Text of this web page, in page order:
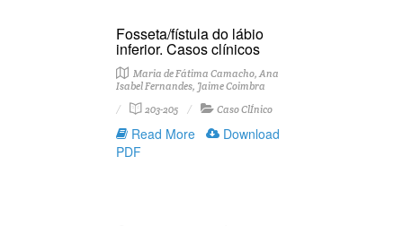
Fosseta/fístula do lábio
inferior. Casos clínicos
Maria de Fátima Camacho, Ana
Isabel Fernandes, Jaime Coimbra
203-205
Caso ClÍnico
Read More
Download
PDF